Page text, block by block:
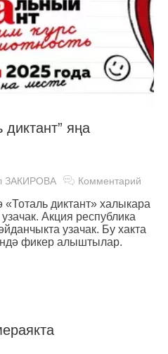
диктант” яңа
ЗАКИРОВА Комментарий
«Тоталь диктант» халыкара
Акция республика
узачак. Бу хакта
фикер алыштылар.